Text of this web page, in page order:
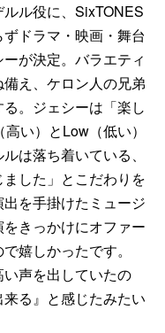
ル役に、SixTONES
ドラマ・映画・舞台
が決定。バラエティ
え、ケロン人の兄弟
。ジェシーは「楽し
い）とLow（低い）
は落ち着いている、
した」とこだわりを
を手掛けたミュージ
きっかけにオファー
嬉しかったです。
い声を出していたの
る』と感じたみたい